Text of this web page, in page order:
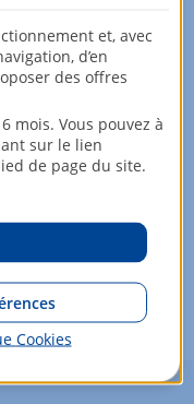
de recherche pour
pour élargir votre
nouveau bien
bien est
et, avec
d’en
des offres
mois. Vous pouvez à
sur le lien
de page du site.
Cookies